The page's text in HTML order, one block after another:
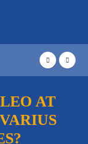
AT